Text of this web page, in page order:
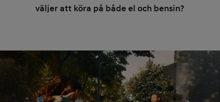
väljer att köra på både el och bensin?